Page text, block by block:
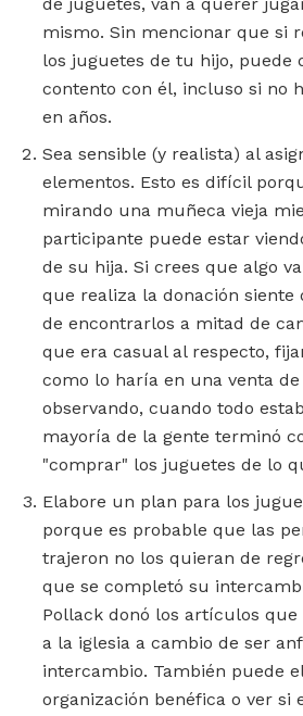
mismo. Sin mencionar que si
los juguetes de tu hijo, puede
contento con él, incluso si no
en años.
Sea sensible (y realista) al
elementos. Esto es difícil
mirando una muñeca vieja
participante puede estar
de su hija. Si crees que algo
que realiza la donación siente
de encontrarlos a mitad de
que era casual al respecto,
como lo haría en una venta de
observando, cuando todo
mayoría de la gente terminó
"comprar" los juguetes de lo
Elabore un plan para los
porque es probable que las
trajeron no los quieran de
que se completó su
Pollack donó los artículos
a la iglesia a cambio de ser
intercambio. También puede
organización benéfica o ver si